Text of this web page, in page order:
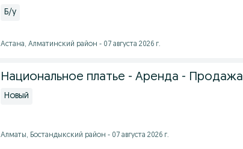
Б/у
Астана, Алматинский район - 07 августа 2026 г.
Национальное платье - Аренда - Продажа
Новый
Алматы, Бостандыкский район - 07 августа 2026 г.